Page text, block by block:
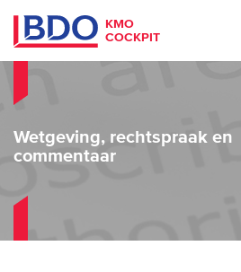
KMO
COCKPIT
Wetgeving, rechtspraak en
commentaar